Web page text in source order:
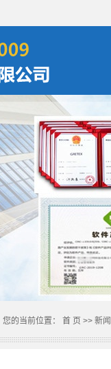
您的当前位置： 首 页 >> 新